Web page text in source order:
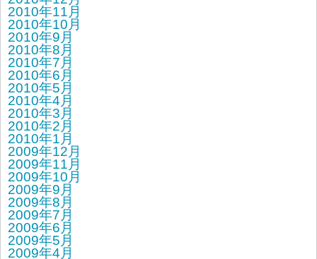
2010年11月
2010年10月
2010年9月
2010年8月
2010年7月
2010年6月
2010年5月
2010年4月
2010年3月
2010年2月
2010年1月
2009年12月
2009年11月
2009年10月
2009年9月
2009年8月
2009年7月
2009年6月
2009年5月
2009年4月